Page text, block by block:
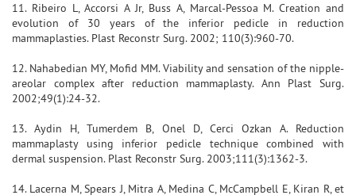
11. Ribeiro L, Accorsi A Jr, Buss A, Marcal-Pessoa M. Creation and
evolution of 30 years of the inferior pedicle in reduction
mammaplasties. Plast Reconstr Surg. 2002; 110(3):960-70.
12. Nahabedian MY, Mofid MM. Viability and sensation of the nipple-
areolar complex after reduction mammaplasty. Ann Plast Surg.
2002;49(1):24-32.
13. Aydin H, Tumerdem B, Onel D, Cerci Ozkan A. Reduction
mammaplasty using inferior pedicle technique combined with
dermal suspension. Plast Reconstr Surg. 2003;111(3):1362-3.
14. Lacerna M, Spears J, Mitra A, Medina C, McCampbell E, Kiran R, et